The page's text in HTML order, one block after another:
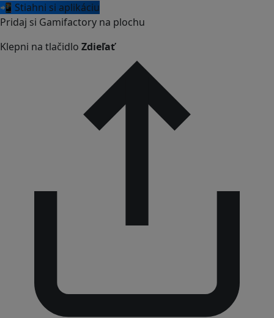
📲 Stiahni si aplikáciu
Pridaj si Gamifactory na plochu
Klepni na tlačidlo Zdieľať